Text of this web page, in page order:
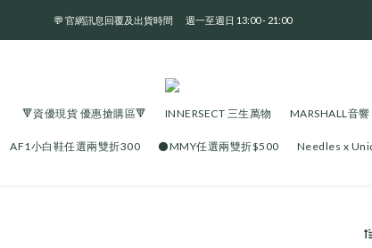
全 館 消 費 滿 三 千 免 運 費 🤘🏻
💬 官網訊息回覆及出貨時間       週一至週日 13:00 - 21:00
🔻資優現貨 優惠搶購區🔻 INNERSECT 三生萬物 MARSHALL音響
AF1小白鞋任選兩雙折300 ⚫️MMY任選兩雙折$500 Needles x